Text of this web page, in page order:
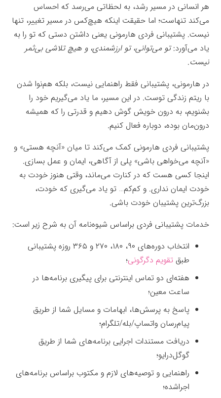
۲۰,۰۰۰,۰۰۰
هر انسانی در مسیر رشد، به لحظاتی می‌رسد که احساس
می‌کند تنهاست؛ اما حقیقت اینکه هیچ‌کس در مسیر تغییر، تنها
نیست. پشتیبانی فردی هارمونی یعنی داشتن دستی که تو را به
یاد می‌آورد:تو می‌توانی، تو ارزشمندی، و هیچ تلاشی بی‌ثمر
نیست.
در هارمونی، پشتیبانی فقط راهنمایی نیست، بلکه هم‌نوا شدن
با ریتم زندگی توست. در این مسیر، ما یاد می‌گیریم خود را
بشنویم، به درون خویش گوش دهیم و قدرتی را که همیشه
درون‌مان بوده، دوباره فعال کنیم.
پشتیبانی فردی هارمونی کمک می‌کند تا میان «آنچه هستی» و
«آنچه می‌خواهی باشی» پلی از آگاهی، ایمان و عمل بسازی.
اینجا کسی هست که در کنارت می‌ماند، وقتی هنوز خودت به
خودت ایمان نداری. و کم‌کم… تو یاد می‌گیری که خودت،
بزرگ‌ترین پشتیبان خودت باشی.
خدمات پشتیبانی فردی براساس شیوه‌نامه آن به شرح زیر است:
انتخاب دوره‌های ۹۰، ۱۸۰، ۲۷۰ و ۳۶۵ روزه پشتیبانی
طبق تقویم دگرگونی؛
هفته‌ای دو تماس اینترنتی برای پیگیری برنامه‌ها در
ساعت معین؛
پاسخ به پرسش‌‌ها، ابهامات و مسایل شما از طریق
پیام‌رسان واتساپ/بله/تلگرام؛
دریافت مستندات اجرایی برنامه‌های شما از طریق
گوگل‌درایو؛
راهنمایی و توصیه‌های لازم و مکتوب براساس برنامه‌های
اجراشده؛